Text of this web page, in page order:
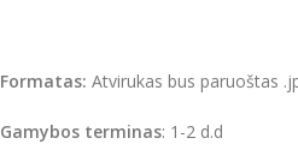
Formatas: Atvirukas bus paruoštas
Gamybos terminas: 1-2 d.d